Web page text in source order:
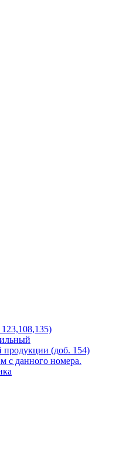
продукции (доб. 154)
с данного номера.